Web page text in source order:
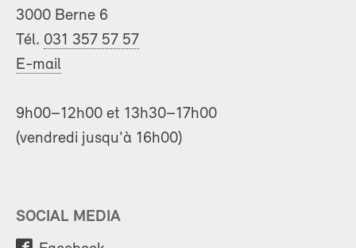
3000 Berne 6
Tél. 031 357 57 57
E-mail
9h00–12h00 et 13h30–17h00
(vendredi jusqu'à 16h00)
SOCIAL MEDIA